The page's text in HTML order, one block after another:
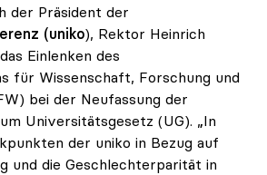
der Präsident der
(uniko), Rektor Heinrich
Einlenken des
für Wissenschaft, Forschung und
bei der Neufassung der
Universitätsgesetz (UG). „In
der uniko in Bezug auf
und die Geschlechterparität in